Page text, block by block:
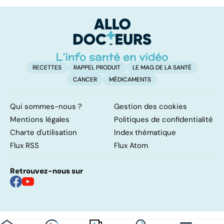
surveillance
RECETTES RAPPEL PRODUIT
LE MAG DE LA SANTÉ
CANCER
MÉDICAMENTS
Qui sommes-nous ?
Gestion des cookies
Mentions légales
Politiques de confidentialité
Charte d'utilisation
Index thématique
Flux RSS
Flux Atom
Retrouvez-nous sur